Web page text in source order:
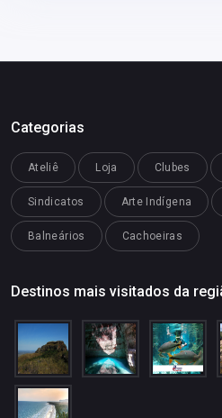
Categorias
Ateliê Loja Clubes
Sindicatos Arte Indígena
Balneários Cachoeiras
Destinos mais visitados da